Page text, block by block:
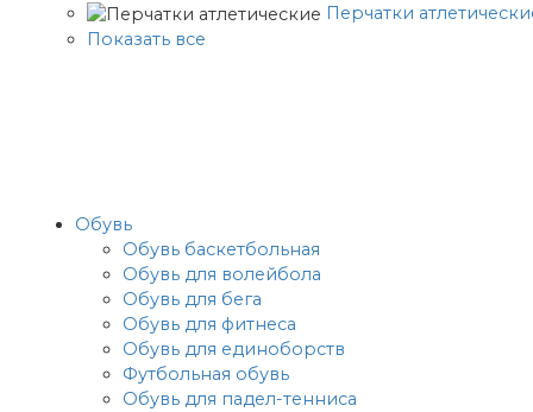
Перчатки
Показать все
Обувь
Обувь баскетбольная
Обувь для волейбола
Обувь для бега
Обувь для фитнеса
Обувь для единоборств
Футбольная обувь
Обувь для падел-тенниса